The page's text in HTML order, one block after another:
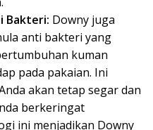
Bakteri: Downy juga
anti bakteri yang
kuman
pada pakaian. Ini
akan tetap segar dan
berkeringat
ini menjadikan Downy